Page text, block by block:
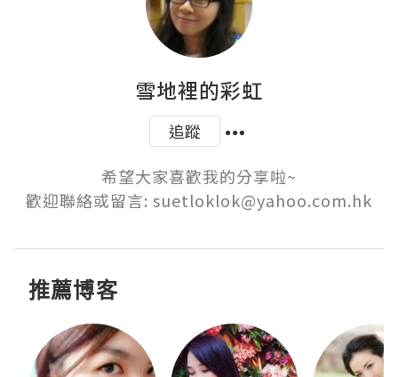
雪地裡的彩虹
追蹤
希望大家喜歡我的分享啦~
歡迎聯絡或留言: suetloklok@yahoo.com.hk
推薦博客